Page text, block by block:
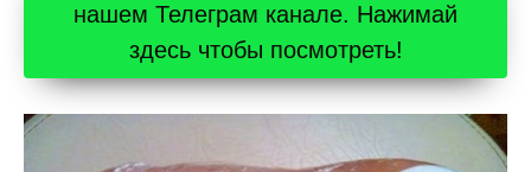
нашем Телеграм канале. Нажимай
здесь чтобы посмотреть!